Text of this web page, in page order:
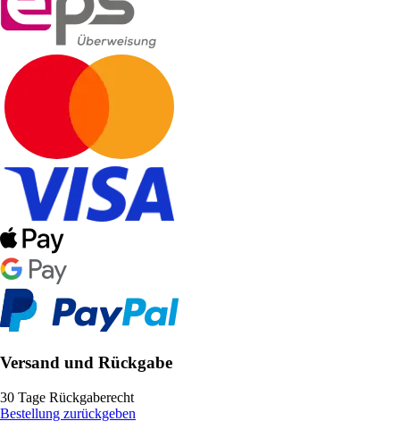
Versand und Rückgabe
30 Tage Rückgaberecht
Bestellung zurückgeben